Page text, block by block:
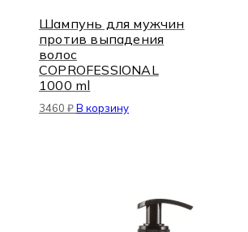
Шампунь для мужчин
против выпадения
волос
COPROFESSIONAL
1000 ml
3460 ₽В корзину